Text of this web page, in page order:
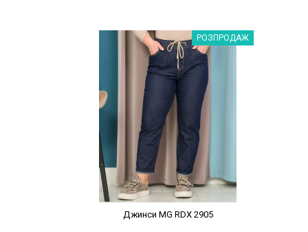
Наклейки Варіант з %РОЗПРОДАЖ
Джинси MG RDX 2905